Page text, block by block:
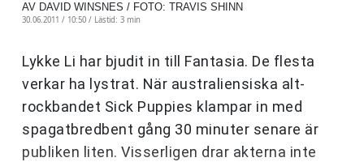
AV DAVID WINSNES / FOTO: TRAVIS SHINN
30.06.2011 / 10:50 / Lästid: 3 min
Lykke Li har bjudit in till Fantasia. De flesta
verkar ha lystrat. När australiensiska alt-
rockbandet Sick Puppies klampar in med
spagatbredbent gång 30 minuter senare är
publiken liten. Visserligen drar akterna inte